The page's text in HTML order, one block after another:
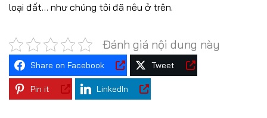
loại đất… như chúng tôi đã nêu ở trên.
Đánh giá nội dung này
Share on Facebook Tweet
Pin it LinkedIn